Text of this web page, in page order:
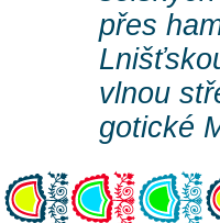
přes
vlnou
gotické